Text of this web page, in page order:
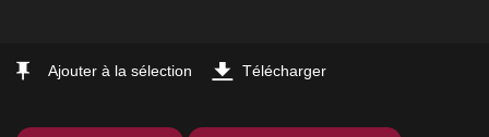
Ajouter à la sélection Télécharger